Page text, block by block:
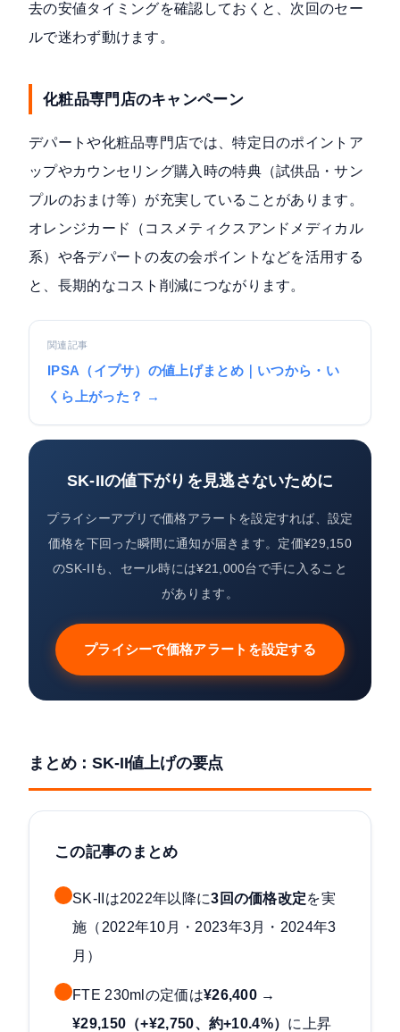
去の安値タイミングを確認しておくと、次回のセー
ルで迷わず動けます。
化粧品専門店のキャンペーン
デパートや化粧品専門店では、特定日のポイントア
ップやカウンセリング購入時の特典（試供品・サン
プルのおまけ等）が充実していることがあります。
オレンジカード（コスメティクスアンドメディカル
系）や各デパートの友の会ポイントなどを活用する
と、長期的なコスト削減につながります。
関連記事
IPSA（イプサ）の値上げまとめ｜いつから・い
くら上がった？ →
SK-IIの値下がりを見逃さないために
プライシーアプリで価格アラートを設定すれば、設定
価格を下回った瞬間に通知が届きます。定価¥29,150
のSK-IIも、セール時には¥21,000台で手に入ること
があります。
プライシーで価格アラートを設定する
まとめ：SK-II値上げの要点
この記事のまとめ
SK-IIは2022年以降に3回の価格改定を実
施（2022年10月・2023年3月・2024年3
月）
FTE 230mlの定価は¥26,400 →
¥29,150（+¥2,750、約+10.4%） に上昇